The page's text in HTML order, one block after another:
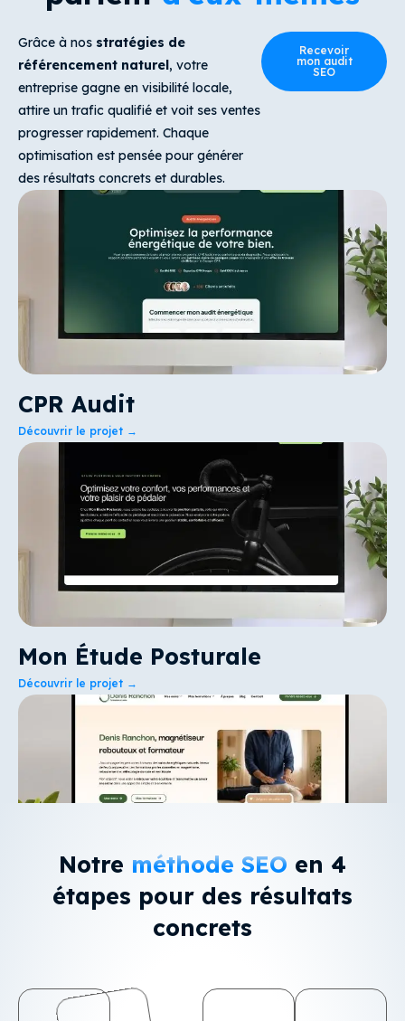
Grâce à nos stratégies de
référencement naturel, votre
entreprise gagne en visibilité locale,
attire un trafic qualifié et voit ses ventes
progresser rapidement. Chaque
optimisation est pensée pour générer
des résultats concrets et durables.
Recevoir
mon audit
SEO
CPR Audit
Découvrir le projet →
Mon Étude Posturale
Découvrir le projet →
Denis Ranchon
Notre méthode SEO en 4
étapes pour des résultats
concrets